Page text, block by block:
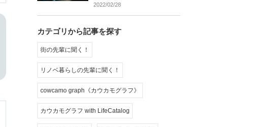
2022/02/28
カテゴリから記事を探す
街の先輩に聞く！
リノベ暮らしの先輩に聞く！
cowcamo graph《カウカモグラフ》
カウカモグラフ with LifeCatalog